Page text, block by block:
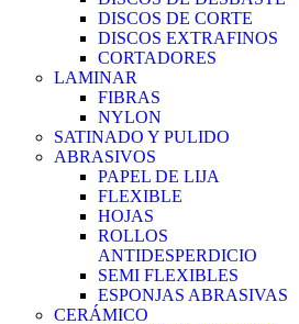
DISCOS DE CORTE
DISCOS EXTRAFINOS
CORTADORES
LAMINAR
FIBRAS
NYLON
SATINADO Y PULIDO
ABRASIVOS
PAPEL DE LIJA
FLEXIBLE
HOJAS
ROLLOS
ANTIDESPERDICIO
SEMI FLEXIBLES
ESPONJAS ABRASIVAS
CERÁMICO